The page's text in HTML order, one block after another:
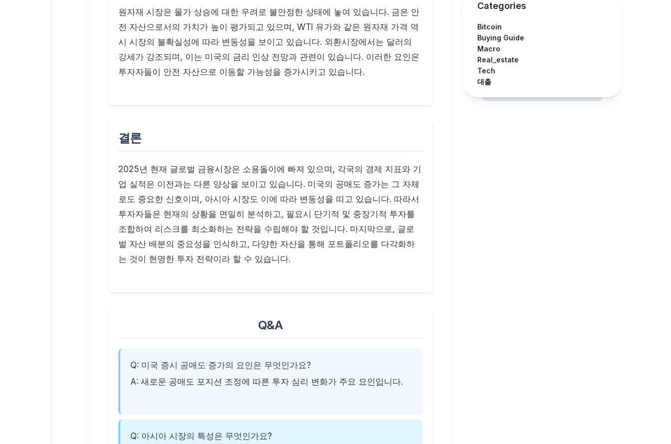
원자재 시장은 물가 상승에 대한 우려로 불안정한 상태에 놓여 있습니다. 금은 안
전 자산으로서의 가치가 높이 평가되고 있으며, WTI 유가와 같은 원자재 가격 역
시 시장의 불확실성에 따라 변동성을 보이고 있습니다. 외환시장에서는 달러의
강세가 강조되며, 이는 미국의 금리 인상 전망과 관련이 있습니다. 이러한 요인은
투자자들이 안전 자산으로 이동할 가능성을 증가시키고 있습니다.
결론
2025년 현재 글로벌 금융시장은 소용돌이에 빠져 있으며, 각국의 경제 지표와 기
업 실적은 이전과는 다른 양상을 보이고 있습니다. 미국의 공매도 증가는 그 자체
로도 중요한 신호이며, 아시아 시장도 이에 따라 변동성을 띠고 있습니다. 따라서
투자자들은 현재의 상황을 면밀히 분석하고, 필요시 단기적 및 중장기적 투자를
조합하여 리스크를 최소화하는 전략을 수립해야 할 것입니다. 마지막으로, 글로
벌 자산 배분의 중요성을 인식하고, 다양한 자산을 통해 포트폴리오를 다각화하
는 것이 현명한 투자 전략이라 할 수 있습니다.
Q&A
Q: 미국 증시 공매도 증가의 요인은 무엇인가요?
A: 새로운 공매도 포지션 조정에 따른 투자 심리 변화가 주요 요인입니다.
Q: 아시아 시장의 특성은 무엇인가요?
Categories
Bitcoin
Buying Guide
Macro
Real_estate
Tech
대출